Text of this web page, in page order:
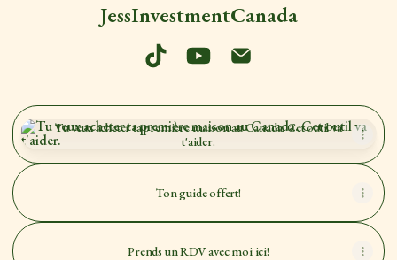
JessInvestmentCanada
Tu veux acheter ta première maison au Canada. Cet outil va t'aider.
Tu veux acheter ta première maison au Canada. Cet outil va
t'aider.
Ton guide offert!
Prends un RDV avec moi ici!